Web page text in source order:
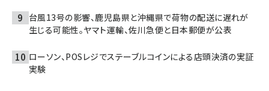
台風13号の影響、鹿児島県と沖縄県で荷物の配送に遅れが
生じる可能性。ヤマト運輸、佐川急便と日本郵便が公表
ローソン、POSレジでステーブルコインによる店頭決済の実証
実験